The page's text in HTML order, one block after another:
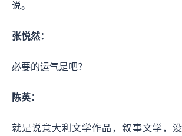
说。
张悦然：
必要的运气是吧？
陈英：
就是说意大利文学作品，叙事文学，